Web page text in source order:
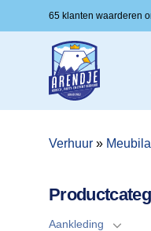
naar
65 klanten waarderen
Verhuur »
Aankleding